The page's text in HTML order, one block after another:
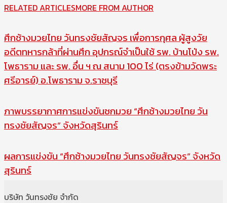
RELATED ARTICLESMORE FROM AUTHOR
ศึกช้างมวยไทย วันทรงชัยสัญจร เพื่อการกุศล ผู้สูงวัย
อดีตทหารกล้าที่ผ่านศึก อุปกรณ์จำเป็นใช้ รพ. บ้านโป่ง รพ.
โพธาราม และ รพ. อื่น ฯ ณ สนาม 100 ไร่ (ตรงข้ามวัดพระ
ศรีอารย์) อ.โพธาราม จ.ราชบุรี
ภาพบรรยากาศการแข่งขันชกมวย “ศึกช้างมวยไทย วัน
ทรงชัยสัญจร” จังหวัดสุรินทร์
ผลการแข่งขัน “ศึกช้างมวยไทย วันทรงชัยสัญจร” จังหวัด
สุรินทร์
บริษัท วันทรงชัย จำกัด